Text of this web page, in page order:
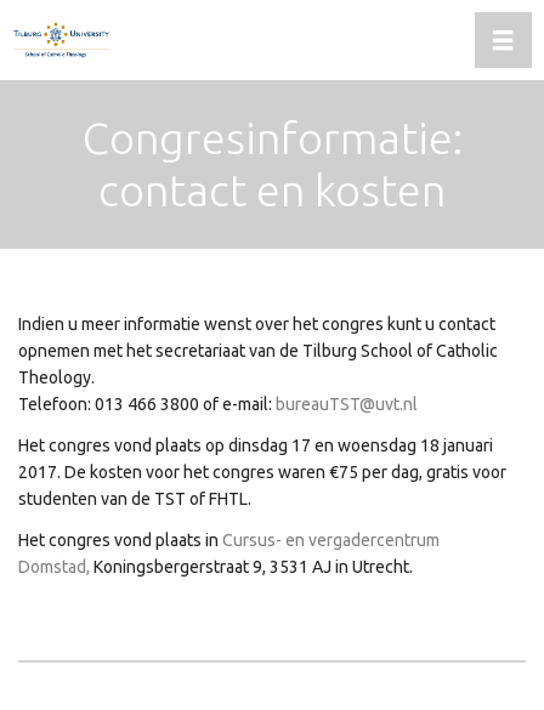
Congresinformatie:
contact en kosten
Indien u meer informatie wenst over het congres kunt u contact
opnemen met het secretariaat van de Tilburg School of Catholic
Theology.
Telefoon: 013 466 3800 of e-mail: bureauTST@uvt.nl
Het congres vond plaats op dinsdag 17 en woensdag 18 januari
2017. De kosten voor het congres waren €75 per dag, gratis voor
studenten van de TST of FHTL.
Het congres vond plaats in Cursus- en vergadercentrum
Domstad, Koningsbergerstraat 9, 3531 AJ in Utrecht.